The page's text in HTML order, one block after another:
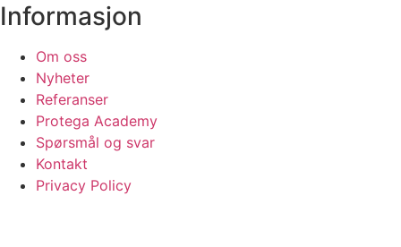
Informasjon
Om oss
Nyheter
Referanser
Protega Academy
Spørsmål og svar
Kontakt
Privacy Policy